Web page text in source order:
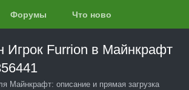
Форумы Что нового?
Игрок Furrion в Майнкрафт
Майнкрафт: описание и прямая загрузка